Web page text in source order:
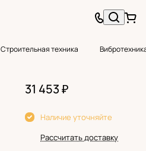
Строительная техника
31 453 ₽
Наличие уточняйте
Рассчитать доставку